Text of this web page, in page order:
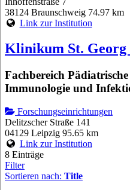
38124 Braunschweig 74.97 km
Link zur Institution
Klinikum St.
Fachbereich
Immunologie und
Forschungseinrichtungen
Delitzscher Straße 141
04129 Leipzig 95.65 km
Link zur Institution
8 Einträge
Filter
Sortieren nach: Title